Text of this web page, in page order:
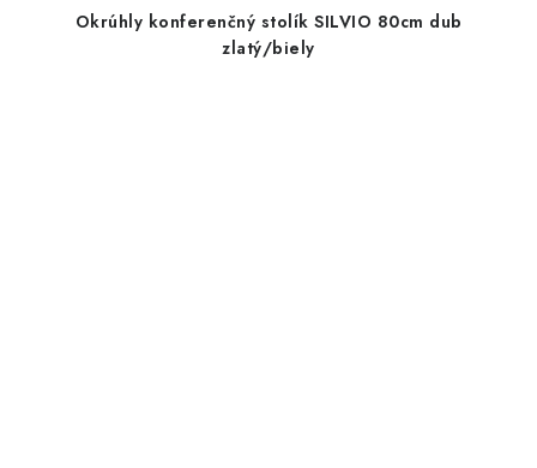
Okrúhly konferenčný stolík SILVIO 80cm dub
zlatý/biely